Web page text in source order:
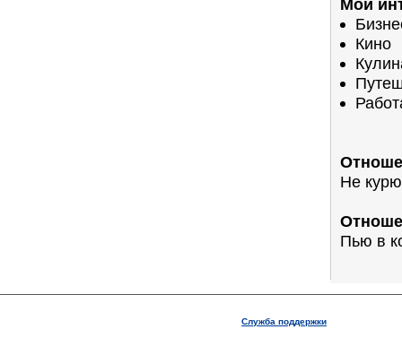
Мои
Кино
Не курю
Пью в
Служба поддержки